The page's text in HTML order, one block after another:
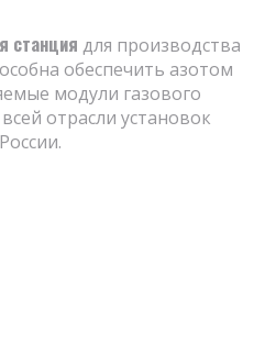
станция для производства
обеспечить азотом
модули газового
отрасли установок